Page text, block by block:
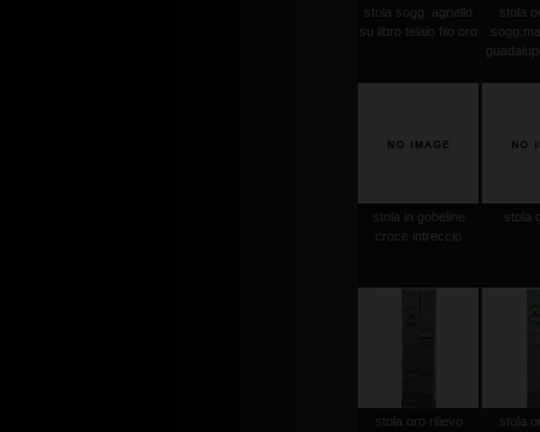
stola sogg. agnello
su libro telaio filo oro
stola
stola in gobeline
croce intreccio
stola
stola oro rilievo
stola